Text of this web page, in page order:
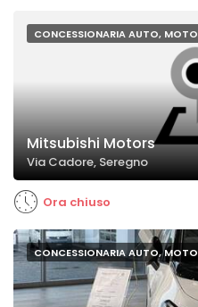
CONCESSIONARIA AUTO, MOTO
Mitsubishi Motors
Via Cadore, Seregno
Ora chiuso
CONCESSIONARIA AUTO, MOTO